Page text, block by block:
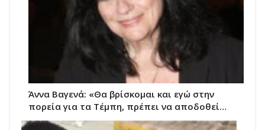
Άννα Βαγενά: «Θα βρίσκομαι και εγώ στην
πορεία για τα Τέμπη, πρέπει να αποδοθεί…